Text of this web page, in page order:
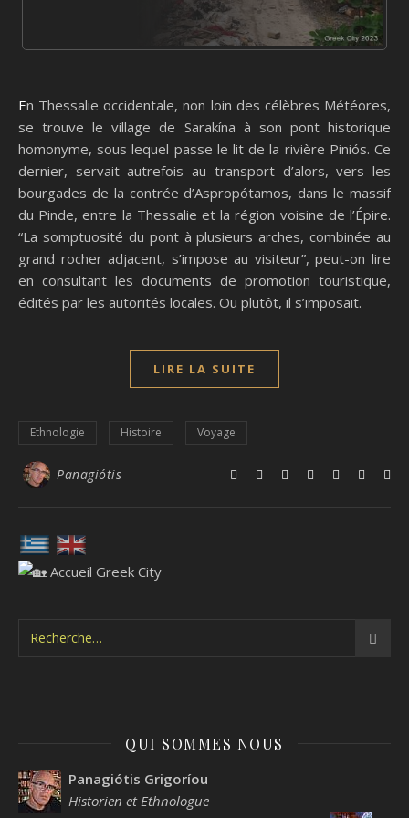
En Thessalie occidentale, non loin des célèbres Météores,
se trouve le village de Sarakína à son pont historique
homonyme, sous lequel passe le lit de la rivière Piniós. Ce
dernier, servait autrefois au transport d’alors, vers les
bourgades de la contrée d’Aspropótamos, dans le massif
du Pinde, entre la Thessalie et la région voisine de l’Épire.
“La somptuosité du pont à plusieurs arches, combinée au
grand rocher adjacent, s’impose au visiteur”, peut-on lire
en consultant les documents de promotion touristique,
édités par les autorités locales. Ou plutôt, il s’imposait.
LIRE LA SUITE
Ethnologie Histoire Voyage
Panagiótis
QUI SOMMES NOUS
Panagiótis Grigoríou
Historien et Ethnologue